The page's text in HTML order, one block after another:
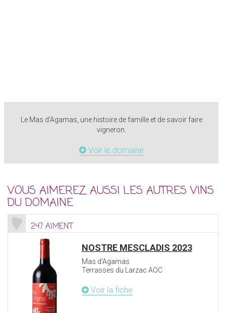
Le Mas d’Agamas, une histoire de famille et de savoir faire
vigneron.
Voir le domaine
VOUS AIMEREZ AUSSI LES AUTRES VINS
DU DOMAINE
247 AIMENT
NOSTRE MESCLADIS 2023
Mas d'Agamas
Terrasses du Larzac AOC
Voir la fiche